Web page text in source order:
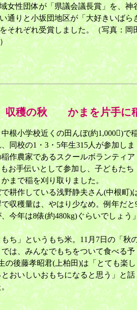
女性団体が「県議会議長賞」を、神
通りと小坂団地区が「大好きいばら
それぞれ受賞しました。（写真：岡
収穫の秋 かまを片手
根小学校近くの田んぼ(約1,000)で
同校の1・3・5年生315人が参加しま
稲作農家であるスクールボランティア
お手伝いとして参加し、子どもたち
まで稲を刈り取りました。
耕作している浅野静夫さん(中根町)
収穫量は、やはり少なめ。例年だと
今年は8俵(約480kg)ぐらいでしょう
ち」というもち米。11月7日の「秋
は、みんなでもちをついて食べる予
の後藤孝昭君(上柏田)は「とても楽し
おいしいおもちになると思う」と話